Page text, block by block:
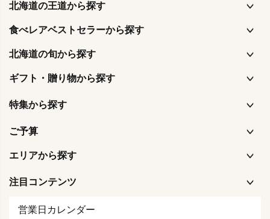
北海道の王道から探す
食べレアベストセラーから探す
北海道の旬から探す
ギフト・贈り物から探す
特集から探す
ご予算
エリアから探す
注目コンテンツ
営業日カレンダー